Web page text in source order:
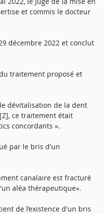
et commis le docteur
décembre 2022 et conclut
traitement proposé et
dévitalisation de la dent
ce traitement était
concordants ».
par le bris d'un
canalaire est fracturé
aléa thérapeutique».
de l’existence d'un bris